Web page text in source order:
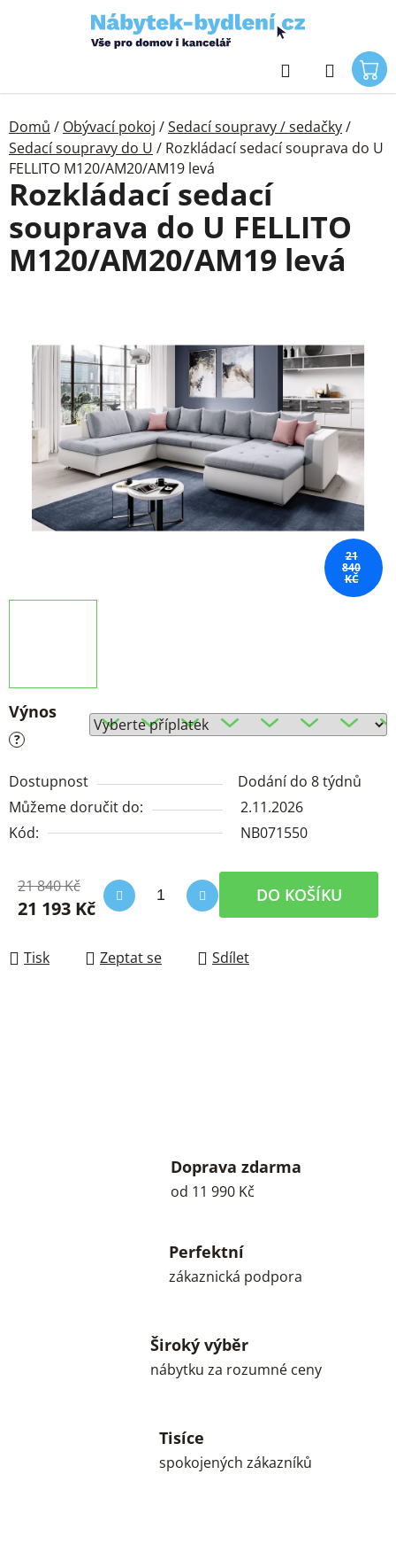
Hledat
Domů / Obývací pokoj /Sedací soupravy / sedačky/
Sedací soupravy do U / Rozkládací sedací souprava do U
FELLITO M120/AM20/AM19 levá
Výnos
?
Dostupnost
Dodání do 8 týdnů
Můžeme doručit do:
2.11.2026
Kód:
NB071550
21 840 Kč
21 193 Kč
DO KOŠÍKU
Tisk Zeptat se Sdílet
Rozkládací sedací
souprava do U FELLITO
M120/AM20/AM19 levá
21
840
KČ
Doprava zdarma
od 11 990 Kč
Perfektní
zákaznická podpora
Široký výběr
nábytku za rozumné ceny
Tisíce
spokojených zákazníků